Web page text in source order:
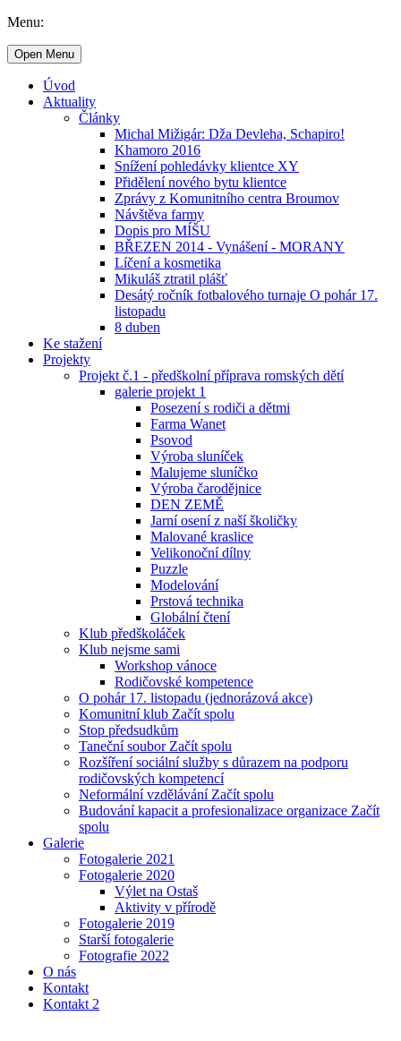
Menu:
Open Menu
Úvod
Aktuality
Články
Michal Mižigár: Dža Devleha, Schapiro!
Khamoro 2016
Snížení pohledávky klientce XY
Přidělení nového bytu klientce
Zprávy z Komunitního centra Broumov
Návštěva farmy
Dopis pro MÍŠU
BŘEZEN 2014 - Vynášení - MORANY
Líčení a kosmetika
Mikuláš ztratil plášť
Desátý ročník fotbalového turnaje O pohár 17.
listopadu
8 duben
Ke stažení
Projekty
Projekt č.1 - předškolní příprava romských dětí
galerie projekt 1
Posezení s rodiči a dětmi
Farma Wanet
Psovod
Výroba sluníček
Malujeme sluníčko
Výroba čarodějnice
DEN ZEMĚ
Jarní osení z naší školičky
Malované kraslice
Velikonoční dílny
Puzzle
Modelování
Prstová technika
Globální čtení
Klub předškoláček
Klub nejsme sami
Workshop vánoce
Rodičovské kompetence
O pohár 17. listopadu (jednorázová akce)
Komunitní klub Začít spolu
Stop předsudkům
Taneční soubor Začít spolu
Rozšíření sociální služby s důrazem na podporu
rodičovských kompetencí
Neformální vzdělávání Začít spolu
Budování kapacit a profesionalizace organizace Začít
spolu
Galerie
Fotogalerie 2021
Fotogalerie 2020
Výlet na Ostaš
Aktivity v přírodě
Fotogalerie 2019
Starší fotogalerie
Fotografie 2022
O nás
Kontakt
Kontakt 2